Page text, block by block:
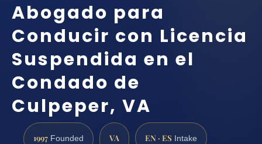
Abogado para
Conducir con Licencia
Suspendida en el
Condado de
Culpeper, VA
1997 Founded VA EN · ES Intake